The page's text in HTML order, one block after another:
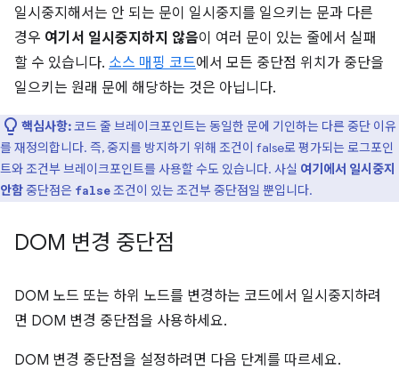
일시중지해서는 안 되는 문이 일시중지를 일으키는 문과 다른
경우 여기서 일시중지하지 않음이 여러 문이 있는 줄에서 실패
할 수 있습니다. 소스 매핑 코드에서 모든 중단점 위치가 중단을
일으키는 원래 문에 해당하는 것은 아닙니다.
핵심사항:코드 줄 브레이크포인트는 동일한 문에 기인하는 다른 중단 이유
를 재정의합니다. 즉, 중지를 방지하기 위해 조건이 false로 평가되는 로그포인
트와 조건부 브레이크포인트를 사용할 수도 있습니다. 사실 여기에서 일시중지
안함중단점은 false조건이 있는 조건부 중단점일 뿐입니다.
DOM 변경 중단점
DOM 노드 또는 하위 노드를 변경하는 코드에서 일시중지하려
면 DOM 변경 중단점을 사용하세요.
DOM 변경 중단점을 설정하려면 다음 단계를 따르세요.